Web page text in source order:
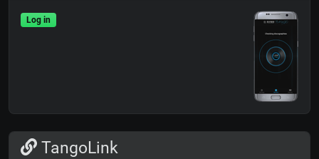
Log in
TangoLink